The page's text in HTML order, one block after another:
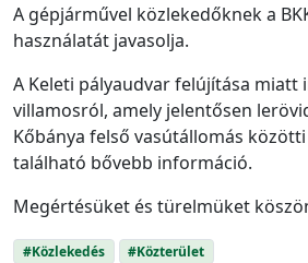
A gépjárművel közlekedőknek a
használatát javasolja.
A Keleti pályaudvar felújítása miatt
villamosról, amely jelentősen
Kőbánya felső vasútállomás
található bővebb információ.
Megértésüket és türelmüket
#Közlekedés #Közterület